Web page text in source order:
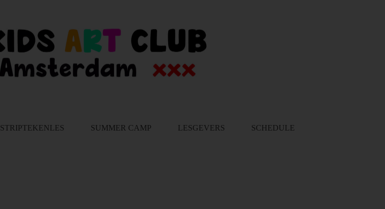
STRIPTEKENLES SUMMER CAMP LESGEVERS SCHEDULE